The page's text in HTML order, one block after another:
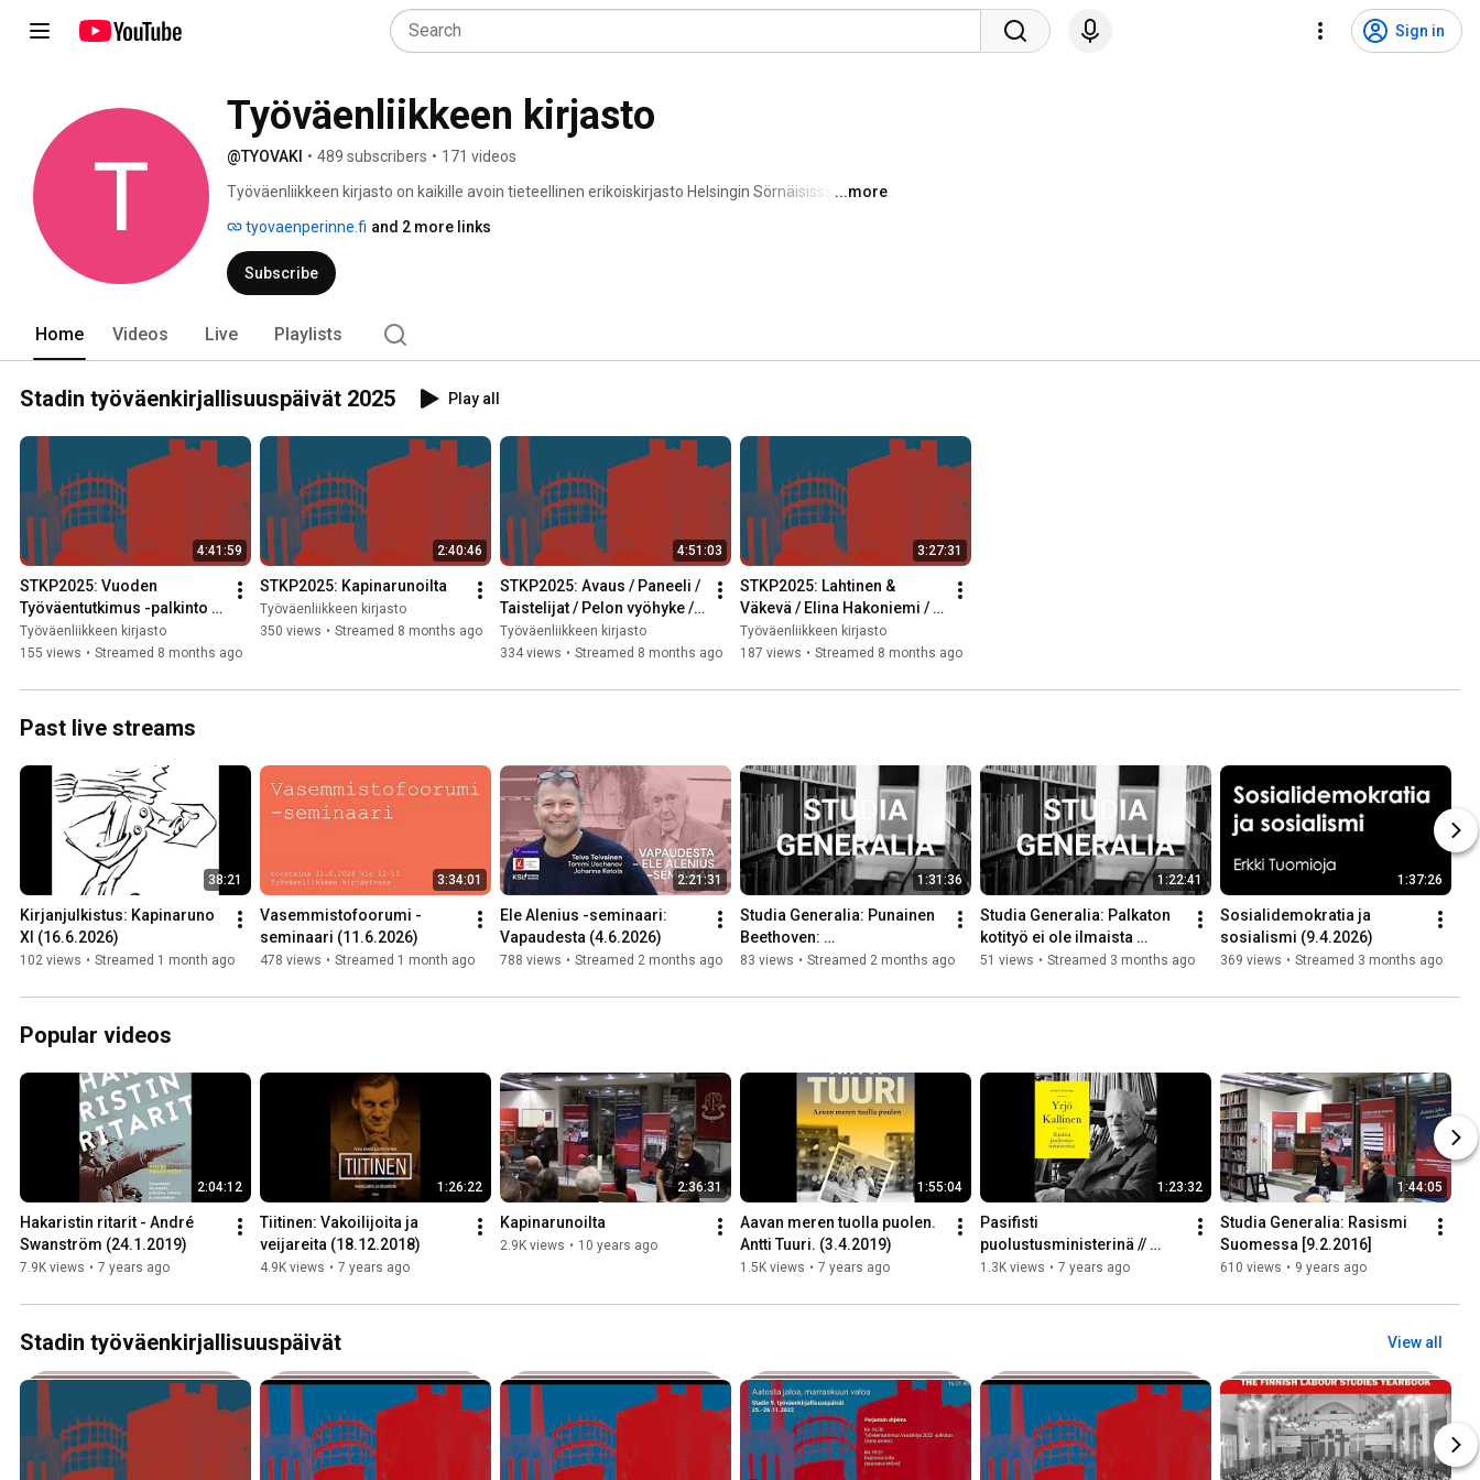
Sign in
Työväenliikkeen kirjasto
@TYOVAKI • 489 subscribers • 171 videos
Työväenliikkeen kirjasto on kaikille avoin tieteellinen erikoiskirjasto Helsingin Sörnäisissä.
tapahtumia.
...more
tyovaenperinne.fi and 2 more links
Subscribe
Home Videos Live Playlists
Stadin työväenkirjallisuuspäivät 2025 Play all
4:41:59
STKP2025: Vuoden
Työväentutkimus -palkinto /
Työväentutkimus vuosikirja
2025 / Tapani Kinnunen
Työväenliikkeen kirjasto
155 views • Streamed 8 months ago
2:40:46
STKP2025: Kapinarunoilta
Työväenliikkeen kirjasto
350 views • Streamed 8 months ago
4:51:03
STKP2025: Avaus / Paneeli /
Taistelijat / Pelon vyöhyke /
Helsinginkatu /
Voittajantunti
Työväenliikkeen kirjasto
334 views • Streamed 8 months ago
3:27:31
STKP2025: Lahtinen &
Väkevä / Elina Hakoniemi /
Eero Ojanen
Työväenliikkeen kirjasto
187 views • Streamed 8 months ago
Past live streams
38:21
Kirjanjulkistus: Kapinaruno
XI (16.6.2026)
102 views • Streamed 1 month ago
3:34:01
Vasemmistofoorumi -
seminaari (11.6.2026)
478 views • Streamed 1 month ago
2:21:31
Ele Alenius -seminaari:
Vapaudesta (4.6.2026)
788 views • Streamed 2 months ago
1:31:36
Studia Generalia: Punainen
Beethoven:
sarjakuvasinfonia Dmitri
(28.5.2026)
83 views • Streamed 2 months ago
1:22:41
Studia Generalia: Palkaton
kotityö ei ole ilmaista
(23.4.2026)
51 views • Streamed 3 months ago
1:37:26
Sosialidemokratia ja
sosialismi (9.4.2026)
369 views • Streamed 3 months ago
Popular videos
2:04:12
Hakaristin ritarit - André
Swanström (24.1.2019)
7.9K views • 7 years ago
1:26:22
Tiitinen: Vakoilijoita ja
veijareita (18.12.2018)
4.9K views • 7 years ago
2:36:31
Kapinarunoilta
2.9K views • 10 years ago
1:55:04
Aavan meren tuolla puolen.
Antti Tuuri. (3.4.2019)
1.5K views • 7 years ago
1:23:32
Pasifisti
puolustusministerinä //
Aseettomat kädet (7.2.2019)
1.3K views • 7 years ago
1:44:05
Studia Generalia: Rasismi
Suomessa [9.2.2016]
610 views • 9 years ago
Stadin työväenkirjallisuuspäivät View all